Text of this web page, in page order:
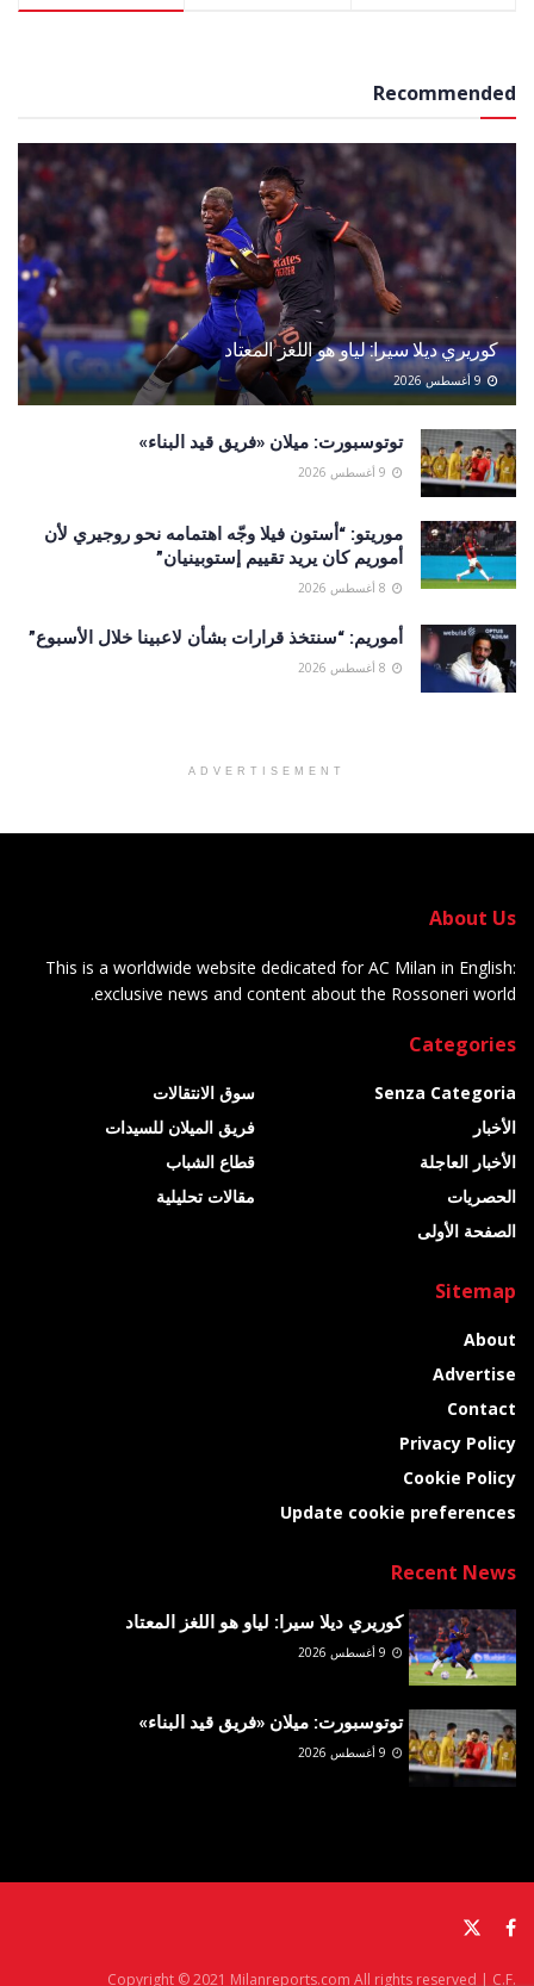
Recommended
كوريري ديلا سيرا: لياو هو اللغز المعتاد
توتوسبورت: ميلان «فريق قيد البناء»
موريتو: “أستون فيلا وجّه اهتمامه نحو روجيري لأن
أموريم كان يريد تقييم إستوبينيان”
أموريم: “سنتخذ قرارات بشأن لاعبينا خلال الأسبوع”
ADVERTISEMENT
About Us
This is a worldwide website dedicated for AC Milan in English:
exclusive news and content about the Rossoneri world.
Categories
Senza Categoria
الأخبار
الأخبار العاجلة
الحصريات
الصفحة الأولى
سوق الانتقالات
فريق الميلان للسيدات
قطاع الشباب
مقالات تحليلية
Sitemap
About
Advertise
Contact
Privacy Policy
Cookie Policy
Update cookie preferences
Recent News
كوريري ديلا سيرا: لياو هو اللغز المعتاد
توتوسبورت: ميلان «فريق قيد البناء»
Copyright © 2021 Milanreports.com All rights reserved | C.F.